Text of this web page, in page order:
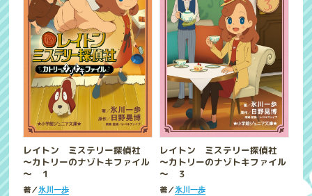
レイトン ミステリー探偵社
～カトリーのナゾトキファイル
～ １
著／氷川一歩
レイトン ミステリー探偵社
～カトリーのナゾトキファイル
～ ３
著／氷川一歩